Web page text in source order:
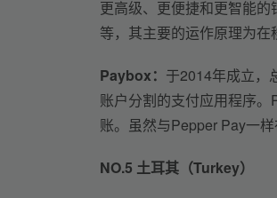
更高级、更便捷和更智能
等，其主要的运作原理为在
Paybox： 于2014年成立，
账户分割的支付应用程序
账。虽然与Pepper Pay一
NO.5 土耳其（Turkey）